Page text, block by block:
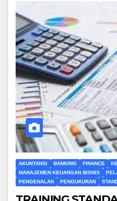
AKUNTANSI BANKING FINANCE
MANAJEMEN KEUANGAN BISNIS
PENGENALAN
PENGUKURAN